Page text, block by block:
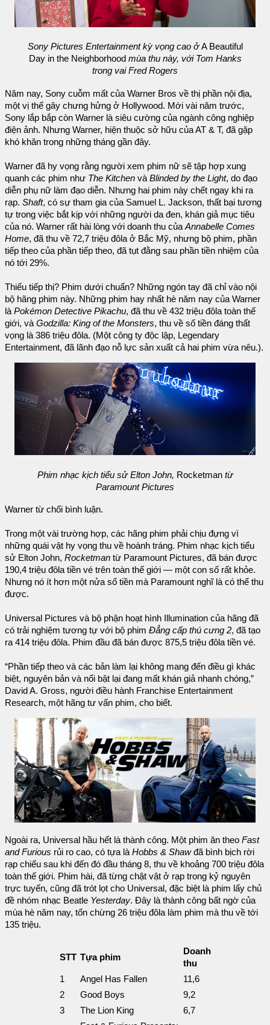
Sony Pictures Entertainment kỳ vọng cao ởA Beautiful
Day in the Neighborhood mùa thu này, với Tom Hanks
trong vai Fred Rogers
Năm nay, Sony cuỗm mất của Warner Bros về thị phần nội địa,
một vị thế gây chưng hửng ở Hollywood. Mới vài năm trước,
Sony lắp bắp còn Warner là siêu cường của ngành công nghiệp
điện ảnh. Nhưng Warner, hiện thuộc sở hữu của AT & T, đã gặp
khó khăn trong những tháng gần đây.
Warner đã hy vọng rằng người xem phim nữ sẽ tập hợp xung
quanh các phim như The Kitchen và Blinded by the Light, do đạo
diễn phụ nữ làm đạo diễn. Nhưng hai phim này chết ngay khi ra
rạp. Shaft, có sự tham gia của Samuel L. Jackson, thất bại tương
tự trong việc bắt kịp với những người da đen, khán giả mục tiêu
của nó. Warner rất hài lòng với doanh thu của Annabelle Comes
Home, đã thu về 72,7 triệu đôla ở Bắc Mỹ, nhưng bộ phim, phần
tiếp theo của phần tiếp theo, đã tụt đằng sau phần tiền nhiệm của
nó tới 29%.
Thiếu tiếp thị? Phim dưới chuẩn? Những ngón tay đã chỉ vào nội
bộ hãng phim này. Những phim hay nhất hè năm nay của Warner
là Pokémon Detective Pikachu, đã thu về 432 triệu đôla toàn thế
giới, và Godzilla: King of the Monsters, thu về số tiền đáng thất
vọng là 386 triệu đôla. (Một công ty độc lập, Legendary
Entertainment, đã lãnh đạo nỗ lực sản xuất cả hai phim vừa nêu.).
Phim nhạc kịch tiểu sử Elton John, Rocketman từ
Paramount Pictures
Warner từ chối bình luận.
Trong một vài trường hợp, các hãng phim phải chịu đựng vì
những quái vật hy vọng thu về hoành tráng. Phim nhạc kịch tiểu
sử Elton John, Rocketman từ Paramount Pictures, đã bán được
190,4 triệu đôla tiền vé trên toàn thế giới — một con số rất khỏe.
Nhưng nó ít hơn một nửa số tiền mà Paramount nghĩ là có thể thu
được.
Universal Pictures và bộ phận hoạt hình Illumination của hãng đã
có trải nghiệm tương tự với bộ phim Đẳng cấp thú cưng 2, đã tạo
ra 414 triệu đôla. Phim đầu đã bán được 875,5 triệu đôla tiền vé.
“Phần tiếp theo và các bản làm lại không mang đến điều gì khác
biệt, nguyên bản và nổi bật lại đang mất khán giả nhanh chóng,”
David A. Gross, người điều hành Franchise Entertainment
Research, một hãng tư vấn phim, cho biết.
Ngoài ra, Universal hầu hết là thành công. Một phim ăn theo Fast
and Furious rủi ro cao, có tựa làHobbs & Shawđã bình bịch rời
rạp chiếu sau khi đến đó đầu tháng 8, thu về khoảng 700 triệu đôla
toàn thế giới. Phim hài, đã từng chật vật ở rạp trong kỷ nguyên
trực tuyến, cũng đã trót lọt cho Universal, đặc biệt là phim lấy chủ
đề nhóm nhạc Beatle Yesterday. Đây là thành công bất ngờ của
mùa hè năm nay, tốn chừng 26 triệu đôla làm phim mà thu về tới
135 triệu.
STT Tựa phim
Doanh
thu
1
Angel Has Fallen
11,6
2
Good Boys
9,2
3
The Lion King 6,7